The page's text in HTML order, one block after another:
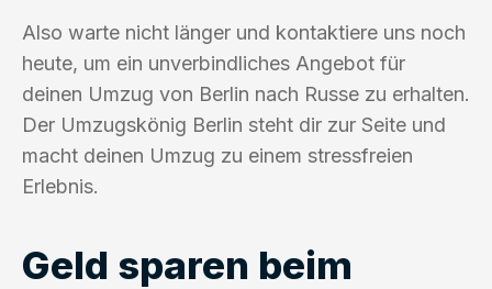
Also warte nicht länger und kontaktiere uns noch
heute, um ein unverbindliches Angebot für
deinen Umzug von Berlin nach Russe zu erhalten.
Der Umzugskönig Berlin steht dir zur Seite und
macht deinen Umzug zu einem stressfreien
Erlebnis.
Geld sparen beim